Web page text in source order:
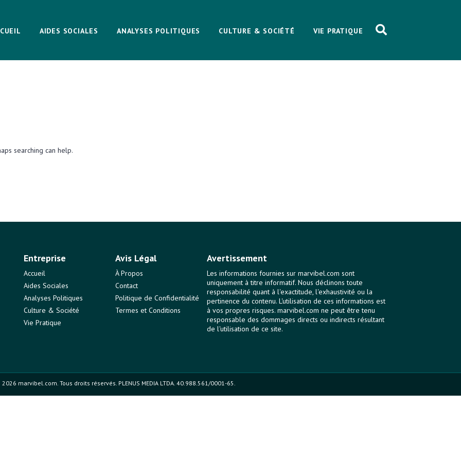
AIDES SOCIALES ANALYSES POLITIQUES CULTURE & SOCIÉTÉ VIE PRATIQUE
searching can help.
Entreprise
Accueil
Aides Sociales
Analyses Politiques
Culture & Société
Vie Pratique
Avis Légal
À Propos
Contact
Politique de Confidentialité
Termes et Conditions
Avertissement
Les informations fournies sur marvibel.com sont
uniquement à titre informatif. Nous déclinons toute
responsabilité quant à l'exactitude, l'exhaustivité ou la
pertinence du contenu. L'utilisation de ces informations est
à vos propres risques. marvibel.com ne peut être tenu
responsable des dommages directs ou indirects résultant
de l'utilisation de ce site.
marvibel.com. Tous droits réservés. PLENUS MEDIA LTDA. 40.988.561/0001-65.